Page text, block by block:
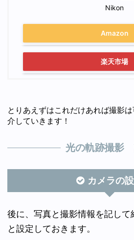
Nikon
Amazon
楽天市場
とりあえずはこれだけあれば撮影
介していきます！
光の軌跡撮影
カメラの
後に、写真と撮影情報を記して
と設定しておきます。